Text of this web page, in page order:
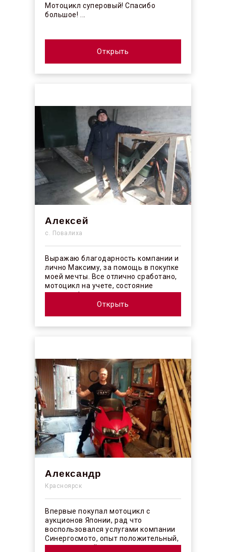
Мотоцикл суперовый! Спасибо
большое! ...
Открыть
Алексей
с. Повалиха
Выражаю благодарность компании и
лично Максиму, за помощь в покупке
моей мечты. Все отлично сработано,
мотоцикл на учете, состояние
отличное! ...
Открыть
Александр
Красноярск
Впервые покупал мотоцикл с
аукционов Японии, рад что
воспользовался услугами компании
Синергосмото, опыт положительный,
коллектив действительно